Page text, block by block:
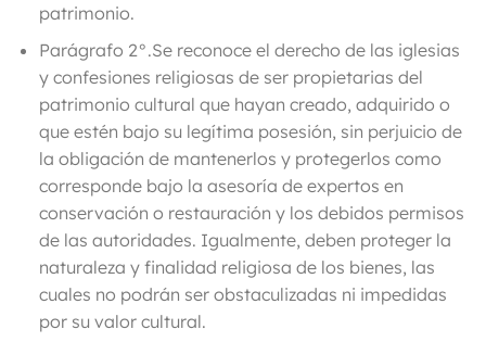
patrimonio.
Parágrafo 2°.Se reconoce el derecho de las iglesias
y confesiones religiosas de ser propietarias del
patrimonio cultural que hayan creado, adquirido o
que estén bajo su legítima posesión, sin perjuicio de
la obligación de mantenerlos y protegerlos como
corresponde bajo la asesoría de expertos en
conservación o restauración y los debidos permisos
de las autoridades. Igualmente, deben proteger la
naturaleza y finalidad religiosa de los bienes, las
cuales no podrán ser obstaculizadas ni impedidas
por su valor cultural.